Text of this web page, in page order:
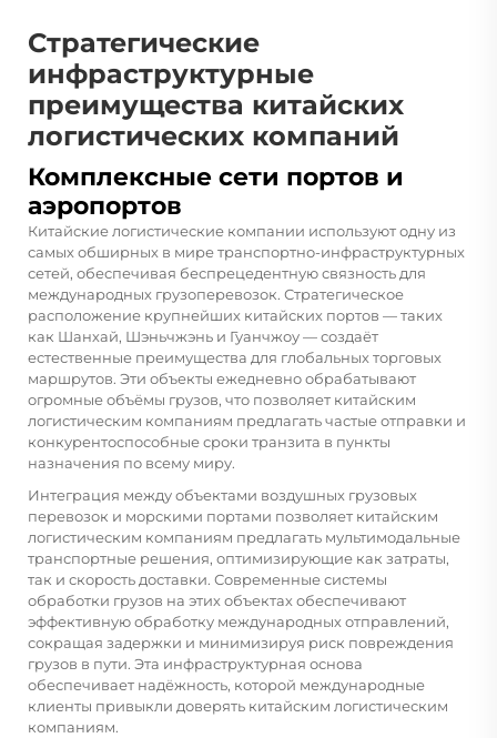
Стратегические
инфраструктурные
преимущества китайских
логистических компаний
Комплексные сети портов и
аэропортов
Китайские логистические компании используют одну из
самых обширных в мире транспортно-инфраструктурных
сетей, обеспечивая беспрецедентную связность для
международных грузоперевозок. Стратегическое
расположение крупнейших китайских портов — таких
как Шанхай, Шэньчжэнь и Гуанчжоу — создаёт
естественные преимущества для глобальных торговых
маршрутов. Эти объекты ежедневно обрабатывают
огромные объёмы грузов, что позволяет китайским
логистическим компаниям предлагать частые отправки и
конкурентоспособные сроки транзита в пункты
назначения по всему миру.
Интеграция между объектами воздушных грузовых
перевозок и морскими портами позволяет китайским
логистическим компаниям предлагать мультимодальные
транспортные решения, оптимизирующие как затраты,
так и скорость доставки. Современные системы
обработки грузов на этих объектах обеспечивают
эффективную обработку международных отправлений,
сокращая задержки и минимизируя риск повреждения
грузов в пути. Эта инфраструктурная основа
обеспечивает надёжность, которой международные
клиенты привыкли доверять китайским логистическим
компаниям.